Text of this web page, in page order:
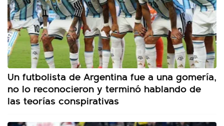
Un futbolista de Argentina fue a una gomería,
no lo reconocieron y terminó hablando de
las teorías conspirativas